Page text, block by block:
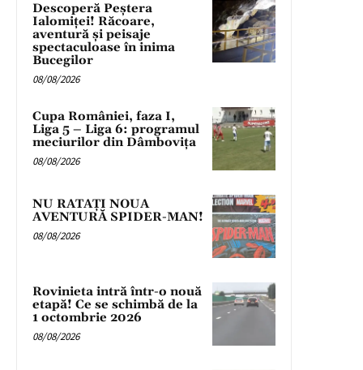
Descoperă Peștera
Ialomiței! Răcoare,
aventură și peisaje
spectaculoase în inima
Bucegilor
08/08/2026
Cupa României, faza I,
Liga 5 – Liga 6: programul
meciurilor din Dâmbovița
08/08/2026
NU RATAȚI NOUA
AVENTURĂ SPIDER-MAN!
08/08/2026
Rovinieta intră într-o nouă
etapă! Ce se schimbă de la
1 octombrie 2026
08/08/2026